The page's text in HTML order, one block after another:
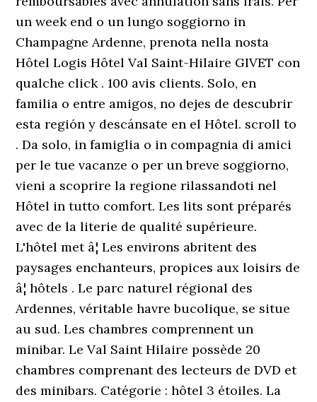
un week end o un lungo soggiorno in
Champagne Ardenne, prenota nella nosta
Hôtel Logis Hôtel Val Saint-Hilaire GIVET con
qualche click . 100 avis clients. Solo, en
familia o entre amigos, no dejes de descubrir
esta región y descánsate en el Hôtel. scroll to
. Da solo, in famiglia o in compagnia di amici
per le tue vacanze o per un breve soggiorno,
vieni a scoprire la regione rilassandoti nel
Hôtel in tutto comfort. Les lits sont préparés
avec de la literie de qualité supérieure.
L'hôtel met â¦ Les environs abritent des
paysages enchanteurs, propices aux loisirs de
â¦ hôtels . Le parc naturel régional des
Ardennes, véritable havre bucolique, se situe
au sud. Les chambres comprennent un
minibar. Le Val Saint Hilaire possède 20
chambres comprenant des lecteurs de DVD et
des minibars. Catégorie : hôtel 3 étoiles. La